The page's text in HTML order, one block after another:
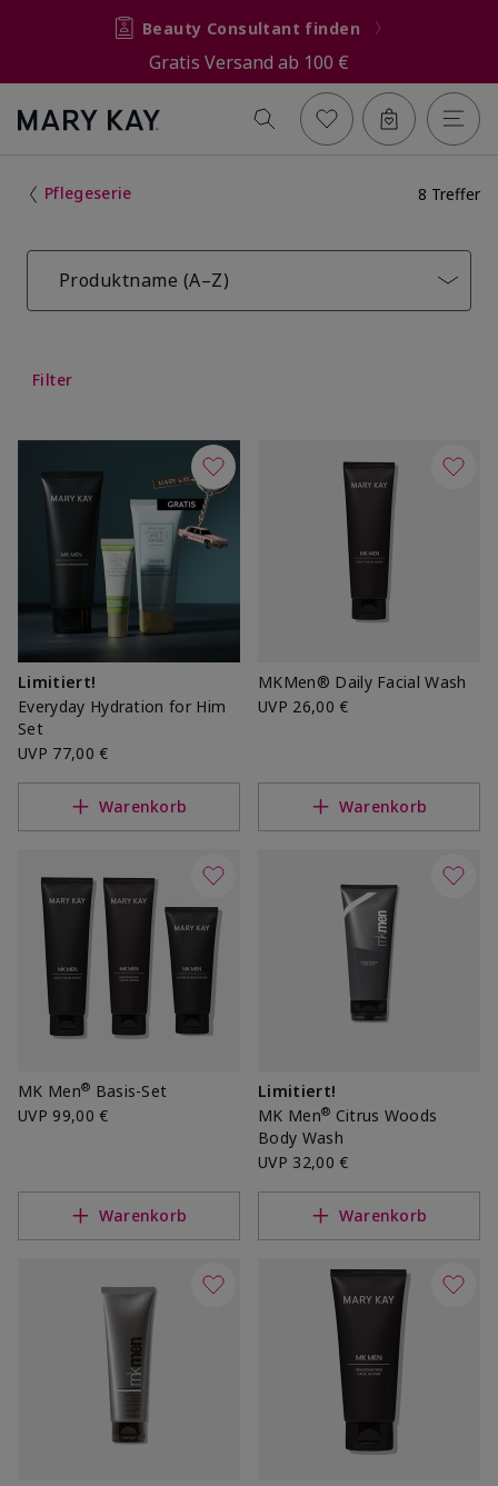
Beauty Consultant finden
Gratis Versand ab 100 €
Pflegeserie 8 Treffer
Produktname (A–Z)
Filter
Limitiert!
Everyday Hydration for Him
Set
UVP 77,00 €
Warenkorb
MKMen® Daily Facial Wash
UVP 26,00 €
Warenkorb
MK Men® Basis-Set
UVP99,00 €
Warenkorb
Limitiert!
MK Men® Citrus Woods
Body Wash
UVP 32,00 €
Warenkorb